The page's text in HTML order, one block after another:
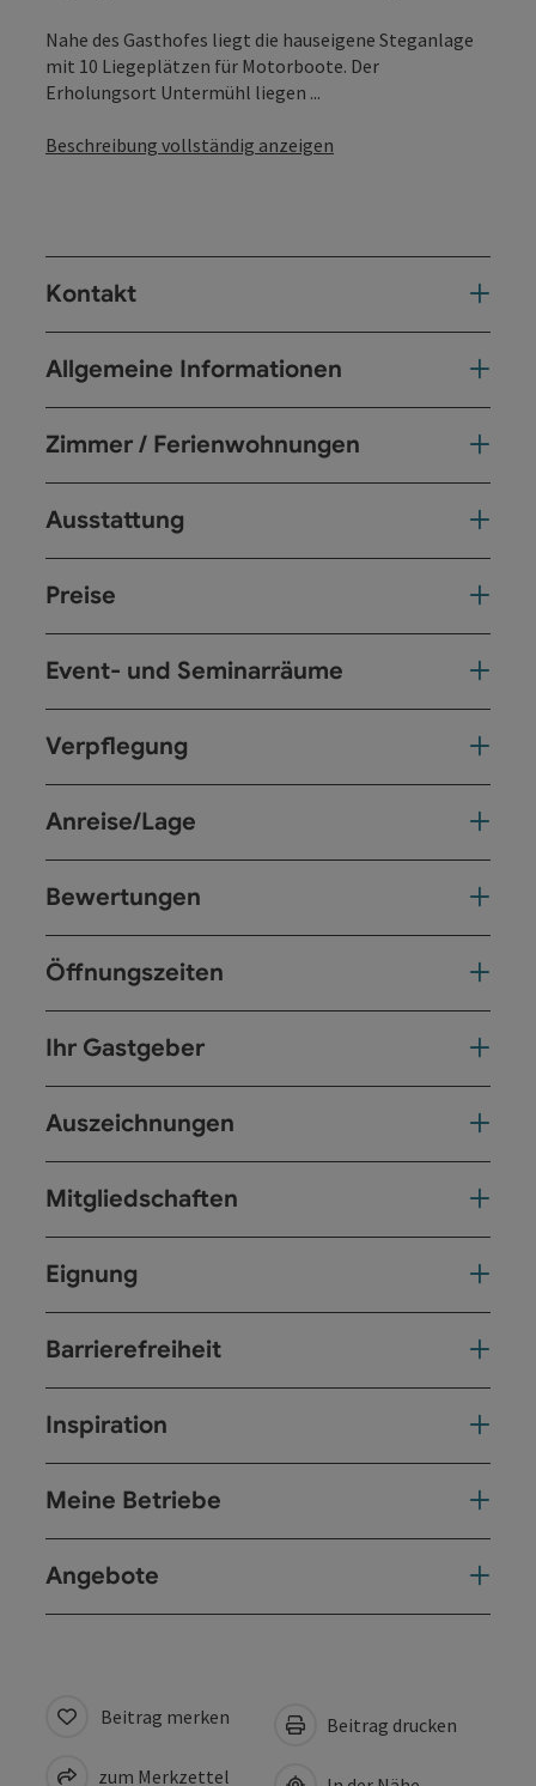
Nahe des Gasthofes liegt die hauseigene Steganlage
mit 10 Liegeplätzen für Motorboote. Der
Erholungsort Untermühl liegen ...
Beschreibung vollständig anzeigen
Kontakt
Allgemeine Informationen
Zimmer / Ferienwohnungen
Ausstattung
Preise
Event- und Seminarräume
Verpflegung
Anreise/Lage
Bewertungen
Öffnungszeiten
Ihr Gastgeber
Auszeichnungen
Mitgliedschaften
Eignung
Barrierefreiheit
Inspiration
Meine Betriebe
Angebote
Beitrag merken
zum Merkzettel
Beitrag drucken